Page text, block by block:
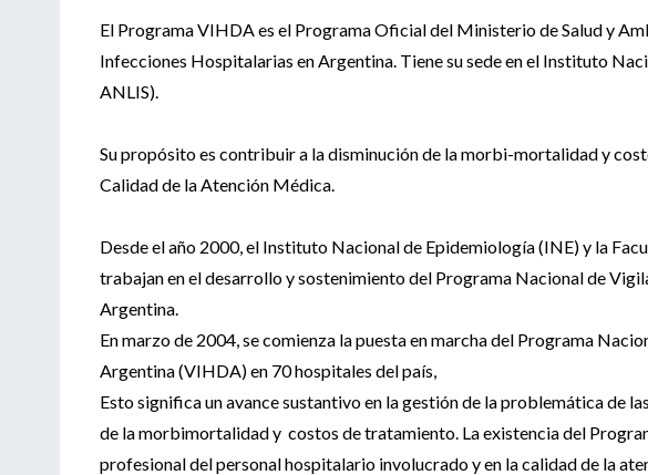
El Programa VIHDA es el Programa Oficial del Ministerio de Salud y
Infecciones Hospitalarias en Argentina. Tiene su sede en el Instituto
ANLIS).
Su propósito es contribuir a la disminución de la morbi-mortalidad y
Calidad de la Atención Médica.
Desde el año 2000, el Instituto Nacional de Epidemiología (INE) y la
trabajan en el desarrollo y sostenimiento del Programa Nacional de
Argentina.
En marzo de 2004, se comienza la puesta en marcha del Programa
Argentina (VIHDA) en 70 hospitales del país,
Esto significa un avance sustantivo en la gestión de la problemática de
de la morbimortalidad y costos de tratamiento. La existencia del
profesional del personal hospitalario involucrado y en la calidad de la